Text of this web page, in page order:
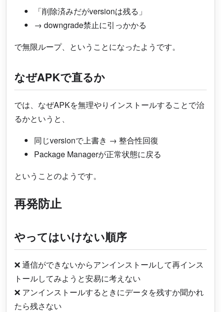
「削除済みだがversionは残る」
→ downgrade禁止に引っかかる
で無限ループ、ということになったようです。
なぜAPKで直るか
では、なぜAPKを無理やりインストールすることで治
るかというと、
同じversionで上書き → 整合性回復
Package Managerが正常状態に戻る
ということのようです。
再発防止
やってはいけない順序
❌ 通信ができないからアンインストールして再インス
トールしてみようと安易に考えない
❌ アンインストールするときにデータを残すか聞かれ
たら残さない